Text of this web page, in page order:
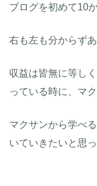
ブログを初めて10か
右も左も分からず
収益は皆無に等し
っている時に、マ
マクサンから学べ
いていきたいと思っ